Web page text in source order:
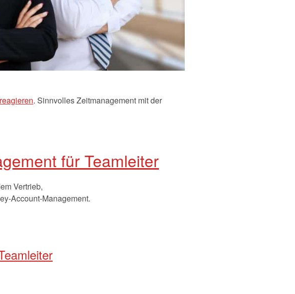
. Sinnvolles Zeitmanagement mit der
für Teamleiter
Vertrieb,
Account-Management.